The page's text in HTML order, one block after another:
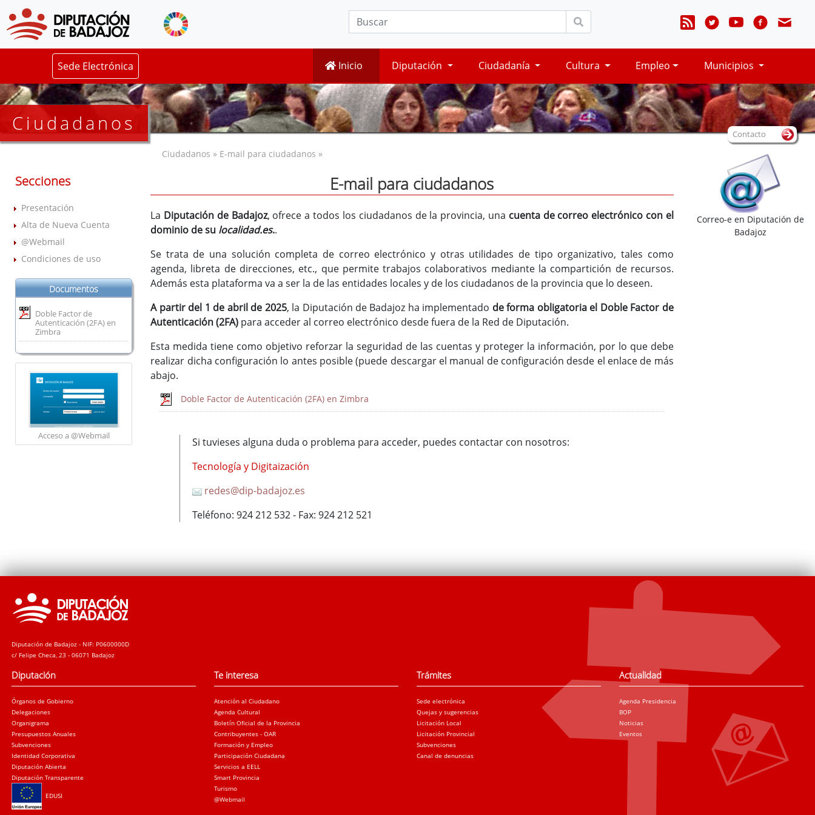
Sede Electrónica Inicio Diputación Ciudadanía Cultura Empleo Municipios
Ciudadanos
Secciones
Presentación
Alta de Nueva Cuenta
@Webmail
Condiciones de uso
Documentos
Doble Factor de
Autenticación (2FA) en
Zimbra
Acceso a @Webmail
Ciudadanos » E-mail para ciudadanos »
E-mail para ciudadanos
La Diputación de Badajoz, ofrece a todos los ciudadanos de la provincia, una cuenta de correo electrónico con el
dominio de su localidad.es..
Se trata de una solución completa de correo electrónico y otras utilidades de tipo organizativo, tales como
agenda, libreta de direcciones, etc., que permite trabajos colaborativos mediante la compartición de recursos.
Además esta plataforma va a ser la de las entidades locales y de los ciudadanos de la provincia que lo deseen.
A partir del 1 de abril de 2025, la Diputación de Badajoz ha implementado de forma obligatoria el Doble Factor de
Autenticación (2FA) para acceder al correo electrónico desde fuera de la Red de Diputación.
Esta medida tiene como objetivo reforzar la seguridad de las cuentas y proteger la información, por lo que debe
realizar dicha configuración lo antes posible (puede descargar el manual de configuración desde el enlace de más
abajo.
Doble Factor de Autenticación (2FA) en Zimbra
Si tuvieses alguna duda o problema para acceder, puedes contactar con nosotros:
Tecnología y Digitaización
redes@dip-badajoz.es
Teléfono: 924 212 532 - Fax: 924 212 521
Contacto
Correo-e en Diputación de
Badajoz
Diputación de Badajoz - NIF: P0600000D
c/ Felipe Checa, 23 - 06071 Badajoz
Diputación
Órganos de Gobierno
Delegaciones
Organigrama
Presupuestos Anuales
Subvenciones
Identidad Corporativa
Diputación Abierta
Diputación Transparente
EDUSI
Te interesa
Atención al Ciudadano
Agenda Cultural
Boletín Oficial de la Provincia
Contribuyentes - OAR
Formación y Empleo
Participación Ciudadana
Servicios a EELL
Smart Provincia
Turismo
@Webmail
Trámites
Sede electrónica
Quejas y sugerencias
Licitación Local
Licitación Provincial
Subvenciones
Canal de denuncias
Actualidad
Agenda Presidencia
BOP
Noticias
Eventos